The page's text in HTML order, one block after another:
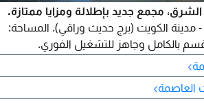
مجمع جديد بإطلالة ومزايا ممتازة.
الكويت (برج حديث وراقي). المساحة:
مقسم بالكامل وجاهز للتشغيل الفوري.
يتوفر 3 أرقام آلية (تراخيص تجارية). المواقف: مواقف أمام
وخلف البرج مع ساحات جانبية. المميزات الاستثنائية: فترة سماح 3
›
العاصمة›